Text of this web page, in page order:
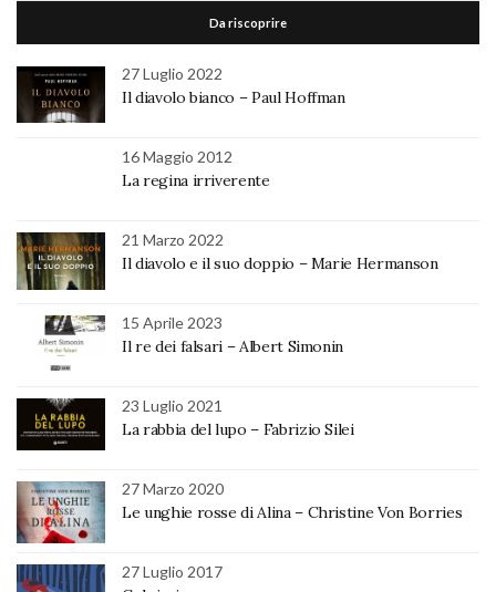
Da riscoprire
27 Luglio 2022
Il diavolo bianco – Paul Hoffman
16 Maggio 2012
La regina irriverente
21 Marzo 2022
Il diavolo e il suo doppio – Marie Hermanson
15 Aprile 2023
Il re dei falsari – Albert Simonin
23 Luglio 2021
La rabbia del lupo – Fabrizio Silei
27 Marzo 2020
Le unghie rosse di Alina – Christine Von Borries
27 Luglio 2017